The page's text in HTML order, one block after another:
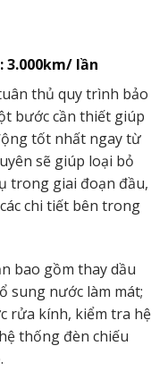
3.000km/ lần
thủ quy trình bảo
bước cần thiết giúp
tốt nhất ngay từ
sẽ giúp loại bỏ
trong giai đoạn đầu,
chi tiết bên trong
bao gồm thay dầu
sung nước làm mát;
rửa kính, kiểm tra hệ
thống đèn chiếu